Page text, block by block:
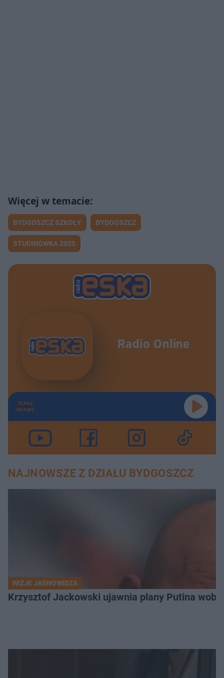
BYDGOSZCZ SZKOŁY BYDGOSZCZ
STUDNIÓWKA 2025
Radio Online
TERAZ
GRAMY
NAJNOWSZE Z DZIAŁU BYDGOSZCZ
WIZJE JASNOWIDZA
Krzysztof Jackowski ujawnia plany Putina